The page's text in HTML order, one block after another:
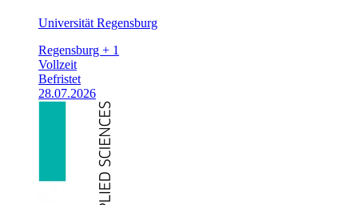
Universität Regensburg
Regensburg + 1
Vollzeit
Befristet
28.07.2026